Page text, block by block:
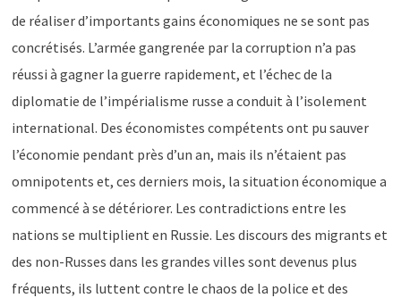
de réaliser d’importants gains économiques ne se sont pas
concrétisés. L’armée gangrenée par la corruption n’a pas
réussi à gagner la guerre rapidement, et l’échec de la
diplomatie de l’impérialisme russe a conduit à l’isolement
international. Des économistes compétents ont pu sauver
l’économie pendant près d’un an, mais ils n’étaient pas
omnipotents et, ces derniers mois, la situation économique a
commencé à se détériorer. Les contradictions entre les
nations se multiplient en Russie. Les discours des migrants et
des non-Russes dans les grandes villes sont devenus plus
fréquents, ils luttent contre le chaos de la police et des